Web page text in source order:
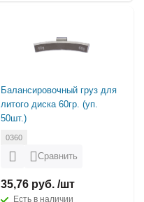
Балансировочный груз для
литого диска 60гр. (уп.
50шт.)
0360
Сравнить
35,76 руб. /шт
Есть в наличии